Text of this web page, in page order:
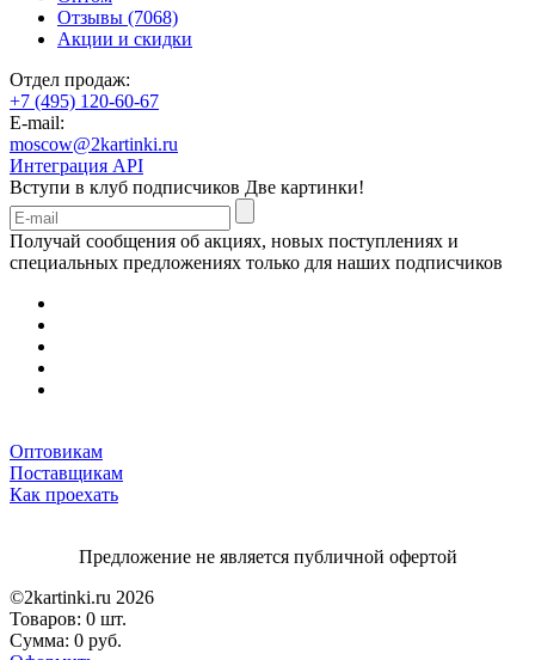
Отзывы (7068)
Акции и скидки
Отдел продаж:
+7 (495) 120-60-67
E-mail:
moscow@2kartinki.ru
Интеграция API
Вступи в клуб подписчиков Две картинки!
Получай сообщения об акциях, новых поступлениях и
специальных предложениях только для наших подписчиков
Оптовикам
Поставщикам
Как проехать
Предложение не является публичной офертой
©2kartinki.ru 2026
Товаров: 0 шт.
Сумма: 0 руб.